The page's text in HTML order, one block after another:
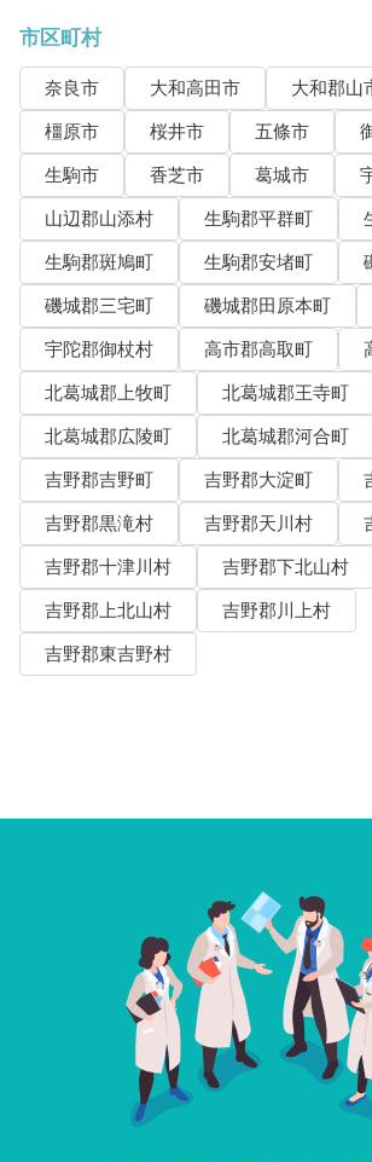
市区町村
奈良市 大和高田市 大和郡山
橿原市
桜井市 五條市
生駒市
香芝市 葛城市
山辺郡山添村
生駒郡平群町
生駒郡斑鳩町
生駒郡安堵町
磯城郡三宅町
磯城郡田原本町
宇陀郡御杖村
高市郡高取町
北葛城郡上牧町
北葛城郡王寺町
北葛城郡広陵町
北葛城郡河合町
吉野郡吉野町
吉野郡大淀町
吉野郡黒滝村
吉野郡天川村
吉野郡十津川村
吉野郡下北山村
吉野郡上北山村
吉野郡川上村
吉野郡東吉野村